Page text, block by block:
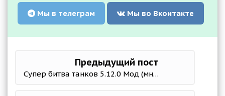
Мы в телеграм Мы во Вконтакте
Предыдущий пост
Супер битва танков 5.12.0 Мод (много денег)